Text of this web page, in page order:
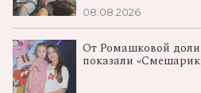
08.08.2026
От Ромашковой
показали